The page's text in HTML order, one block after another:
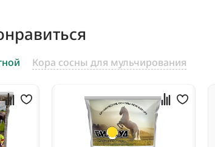
Кора сосны для мульчирования